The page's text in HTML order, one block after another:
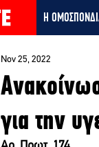
Η
για την
Nov 25, 2022